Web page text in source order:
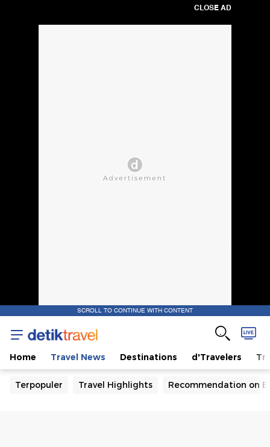
CLOSE AD
SCROLL TO CONTINUE WITH CONTENT
Home Travel News Destinations d'Travelers
Terpopuler Travel Highlights Recommendation on